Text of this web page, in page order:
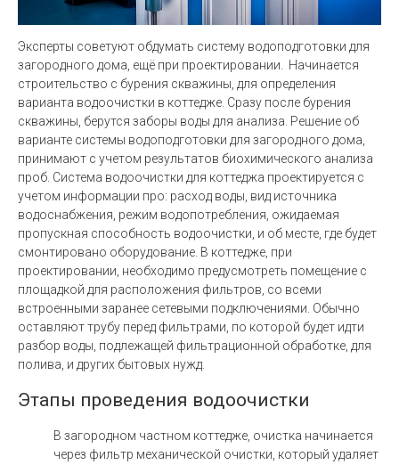
Эксперты советуют обдумать систему водоподготовки для
загородного дома, ещё при проектировании. Начинается
строительство с бурения скважины, для определения
варианта водоочистки в коттедже. Сразу после бурения
скважины, берутся заборы воды для анализа. Решение об
варианте системы водоподготовки для загородного дома,
принимают с учетом результатов биохимического анализа
проб. Система водоочистки для коттеджа проектируется с
учетом информации про: расход воды, вид источника
водоснабжения, режим водопотребления, ожидаемая
пропускная способность водоочистки, и об месте, где будет
смонтировано оборудование. В коттедже, при
проектировании, необходимо предусмотреть помещение с
площадкой для расположения фильтров, со всеми
встроенными заранее сетевыми подключениями. Обычно
оставляют трубу перед фильтрами, по которой будет идти
разбор воды, подлежащей фильтрационной обработке, для
полива, и других бытовых нужд.
Этапы проведения водоочистки
В загородном частном коттедже, очистка начинается
через фильтр механической очистки, который удаляет